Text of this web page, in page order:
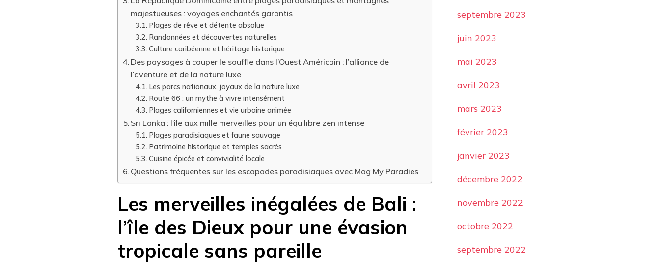
majestueuses : voyages enchantés garantis
Plages de rêve et détente absolue
Randonnées et découvertes naturelles
Culture caribéenne et héritage historique
Des paysages à couper le souffle dans l’Ouest Américain : l’alliance de
l’aventure et de la nature luxe
Les parcs nationaux, joyaux de la nature luxe
Route 66 : un mythe à vivre intensément
Plages californiennes et vie urbaine animée
Sri Lanka : l’île aux mille merveilles pour un équilibre zen intense
Plages paradisiaques et faune sauvage
Patrimoine historique et temples sacrés
Cuisine épicée et convivialité locale
Questions fréquentes sur les escapades paradisiaques avec Mag My Paradies
Les merveilles inégalées de Bali :
l’île des Dieux pour une évasion
tropicale sans pareille
septembre 2023
juin 2023
mai 2023
avril 2023
mars 2023
février 2023
janvier 2023
décembre 2022
novembre 2022
octobre 2022
septembre 2022